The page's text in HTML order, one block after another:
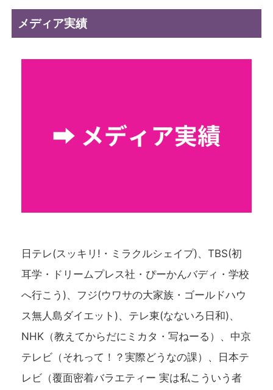
メディア実績
日テレ(スッキリ!・ミラクルシェイプ)、TBS(初
耳学・ドリームプレス社・ぴーかんバディ・学校
へ行こう)、フジ(ウワサの大家族・ゴールドハウ
ス無人島ダイエット)、テレ東(なないろ日和)、
NHK（教えてからだにミカタ・写ねーる）、中京
テレビ（それって！？実際どうなの課）、日本テ
レビ（覆面密着バラエティー 実は私こういう者